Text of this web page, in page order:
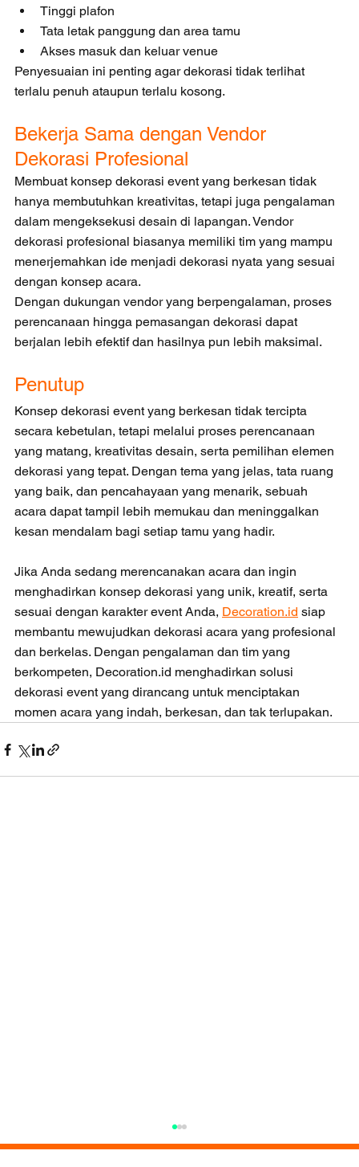
Tinggi plafon
Tata letak panggung dan area tamu
Akses masuk dan keluar venue
Penyesuaian ini penting agar dekorasi tidak terlihat
terlalu penuh ataupun terlalu kosong.
Bekerja Sama dengan Vendor
Dekorasi Profesional
Membuat konsep dekorasi event yang berkesan tidak
hanya membutuhkan kreativitas, tetapi juga pengalaman
dalam mengeksekusi desain di lapangan. Vendor
dekorasi profesional biasanya memiliki tim yang mampu
menerjemahkan ide menjadi dekorasi nyata yang sesuai
dengan konsep acara.
Dengan dukungan vendor yang berpengalaman, proses
perencanaan hingga pemasangan dekorasi dapat
berjalan lebih efektif dan hasilnya pun lebih maksimal.
Penutup
Konsep dekorasi event yang berkesan tidak tercipta
secara kebetulan, tetapi melalui proses perencanaan
yang matang, kreativitas desain, serta pemilihan elemen
dekorasi yang tepat. Dengan tema yang jelas, tata ruang
yang baik, dan pencahayaan yang menarik, sebuah
acara dapat tampil lebih memukau dan meninggalkan
kesan mendalam bagi setiap tamu yang hadir.
Jika Anda sedang merencanakan acara dan ingin
menghadirkan konsep dekorasi yang unik, kreatif, serta
sesuai dengan karakter event Anda, Decoration.id siap
membantu mewujudkan dekorasi acara yang profesional
dan berkelas. Dengan pengalaman dan tim yang
berkompeten, Decoration.id menghadirkan solusi
dekorasi event yang dirancang untuk menciptakan
momen acara yang indah, berkesan, dan tak terlupakan.